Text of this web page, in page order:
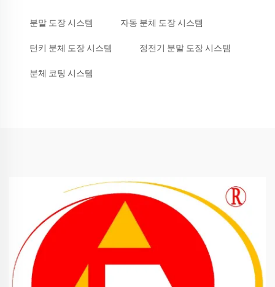
분말 도장 시스템 자동 분체 도장 시스템
턴키 분체 도장 시스템 정전기 분말 도장 시스템
분체 코팅 시스템